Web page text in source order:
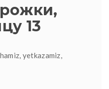
13
yetkazamiz,